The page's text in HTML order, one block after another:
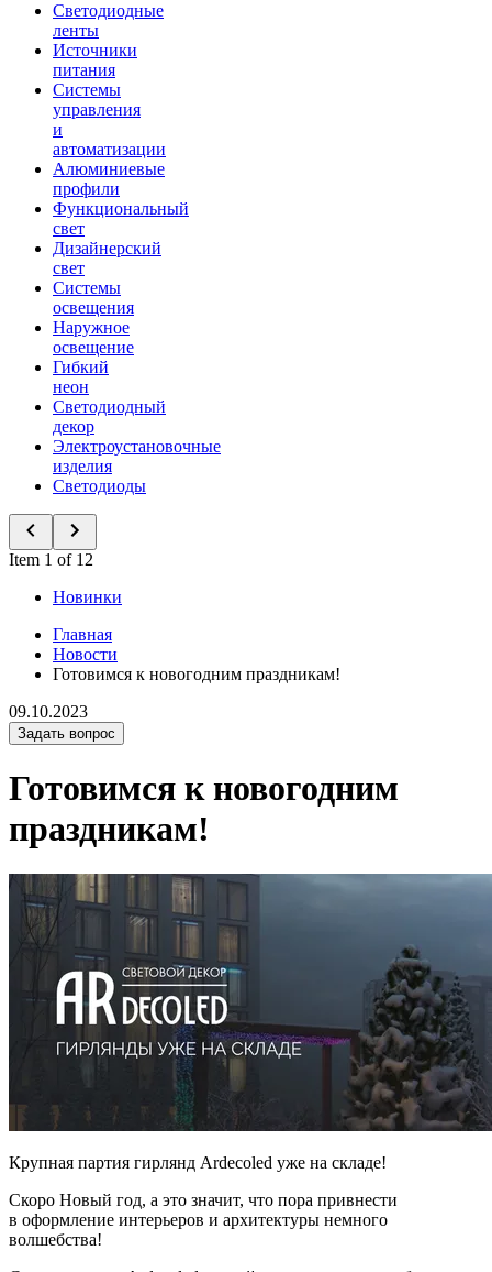
Светодиодные
ленты
Источники
питания
Системы
управления
и
автоматизации
Алюминиевые
профили
Функциональный
свет
Дизайнерский
свет
Системы
освещения
Наружное
освещение
Гибкий
неон
Светодиодный
декор
Электроустановочные
изделия
Светодиоды
Item 1 of 12
Новинки
Главная
Новости
Готовимся к новогодним праздникам!
09.10.2023
Задать вопрос
Готовимся к новогодним
праздникам!
Крупная партия гирлянд Ardecoled уже на складе!
Скоро Новый год, а это значит, что пора привнести
в оформление интерьеров и архитектуры немного
волшебства!